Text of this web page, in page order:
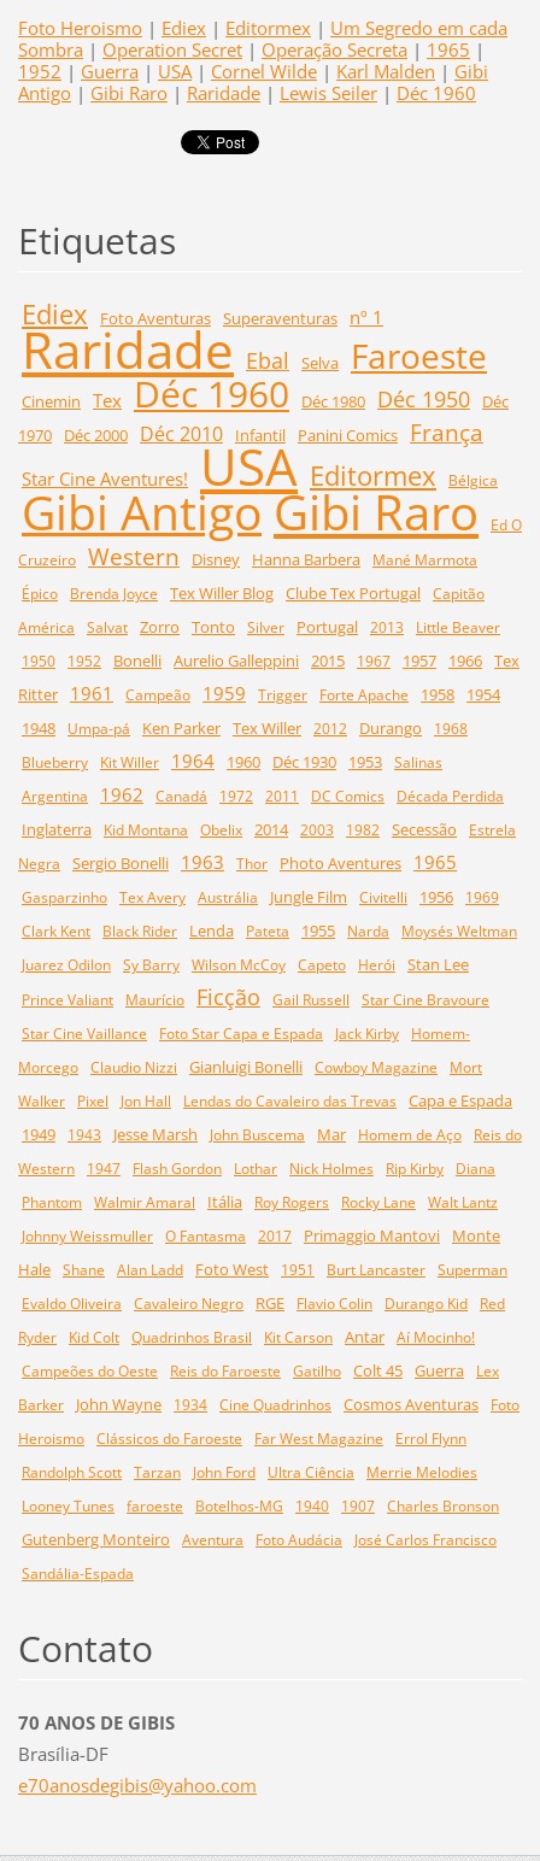
Foto Heroismo | Ediex | Editormex | Um Segredo em cada
Sombra | Operation Secret | Operação Secreta | 1965 |
1952 | Guerra | USA | Cornel Wilde | Karl Malden | Gibi
Antigo | Gibi Raro | Raridade | Lewis Seiler | Déc 1960
Etiquetas
Ediex Foto Aventuras Superaventuras nº 1
Raridade Ebal Selva Faroeste
Cinemin Tex Déc 1960 Déc 1980 Déc 1950
Déc
1970
Déc 2000 Déc 2010 Infantil Panini Comics França
Star Cine Aventures! USA Editormex Bélgica
Gibi AntigoGibi Raro
Ed O
Cruzeiro Western Disney Hanna Barbera
Mané Marmota
Épico
Brenda Joyce Tex Willer Blog Clube Tex Portugal Capitão
América
Salvat Zorro Tonto Silver Portugal 2013
Little Beaver
1950
1952 Bonelli Aurelio Galleppini 2015 1967 1957 1966 Tex
Ritter
1961 Campeão 1959 Trigger Forte Apache 1958
1954
1948
Umpa-pá Ken Parker Tex Willer 2012 Durango
1968
Blueberry
Kit Willer 1964 1960 Déc 1930 1953 Salinas
Argentina
1962 Canadá 1972 2011 DC Comics Década Perdida
Inglaterra Kid Montana Obelix 2014 2003 1982 Secessão
Estrela
Negra
Sergio Bonelli 1963 Thor Photo Aventures 1965
Gasparzinho Tex Avery Austrália Jungle Film Civitelli 1956
1969
Clark Kent
Black Rider Lenda Pateta 1955 Narda
Moysés Weltman
Juarez Odilon Sy Barry Wilson McCoy Capeto Herói Stan Lee
Prince Valiant Maurício Ficção Gail Russell
Star Cine Bravoure
Star Cine Vaillance
Foto Star Capa e Espada Jack Kirby
Homem-
Morcego Claudio Nizzi Gianluigi Bonelli Cowboy Magazine
Mort
Walker
Pixel Jon Hall Lendas do Cavaleiro das Trevas Capa e Espada
1949
1943 Jesse Marsh John Buscema Mar Homem de Aço
Reis do
Western
1947 Flash Gordon Lothar Nick Holmes Rip Kirby
Diana
Phantom Walmir Amaral Itália Roy Rogers Rocky Lane
Walt Lantz
Johnny Weissmuller O Fantasma 2017 Primaggio Mantovi
Monte
Hale Shane Alan Ladd Foto West 1951 Burt Lancaster Superman
Evaldo Oliveira
Cavaleiro Negro RGE Flavio Colin Durango Kid
Red
Ryder
Kid Colt Quadrinhos Brasil Kit Carson Antar Aí Mocinho!
Campeões do Oeste
Reis do Faroeste Gatilho Colt 45 Guerra
Lex
Barker
John Wayne 1934 Cine Quadrinhos Cosmos Aventuras
Foto
Heroismo Clássicos do Faroeste Far West Magazine
Errol Flynn
Randolph Scott Tarzan John Ford Ultra Ciência
Merrie Melodies
Looney Tunes faroeste Botelhos-MG 1940 1907 Charles Bronson
Gutenberg Monteiro Aventura Foto Audácia
José Carlos Francisco
Sandália-Espada
Contato
70 ANOS DE GIBIS
Brasília-DF
e70anosdegibis@yahoo.com